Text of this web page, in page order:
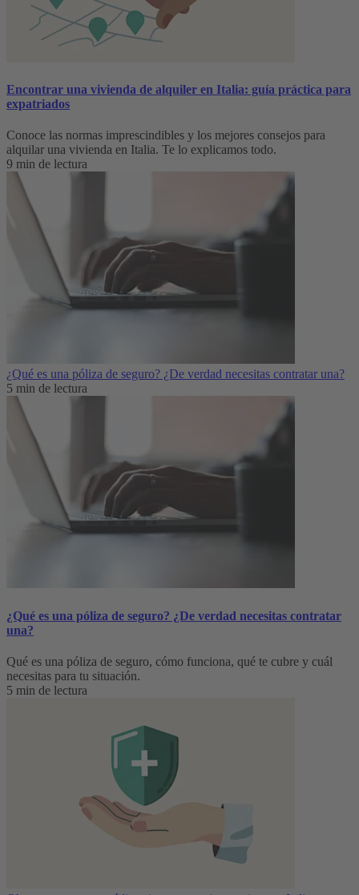
Encontrar una vivienda de alquiler en Italia: guía práctica para
expatriados
Conoce las normas imprescindibles y los mejores consejos para
alquilar una vivienda en Italia. Te lo explicamos todo.
9 min de lectura
¿Qué es una póliza de seguro? ¿De verdad necesitas contratar una?
5 min de lectura
¿Qué es una póliza de seguro? ¿De verdad necesitas contratar
una?
Qué es una póliza de seguro, cómo funciona, qué te cubre y cuál
necesitas para tu situación.
5 min de lectura